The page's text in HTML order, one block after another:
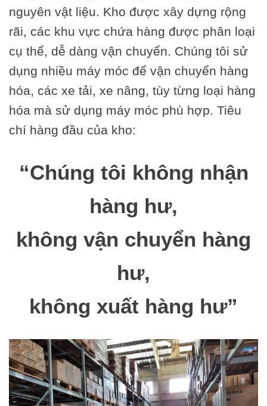
nguyên vật liệu. Kho được xây dựng rộng
rãi, các khu vực chứa hàng được phân loại
cụ thể, dễ dàng vận chuyển. Chúng tôi sử
dụng nhiều máy móc để vận chuyển hàng
hóa, các xe tải, xe nâng, tùy từng loại hàng
hóa mà sử dụng máy móc phù hợp. Tiêu
chí hàng đầu của kho:
“Chúng tôi không nhận
hàng hư,
không vận chuyển hàng
hư,
không xuất hàng hư”